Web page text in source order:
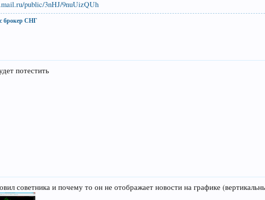
public/3nHJ/9nuUizQUh
брокер СНГ
потестить
советника и почему то он не отображает новости на графике